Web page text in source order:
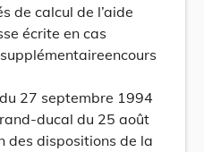
de calcul de l’aide
écrite en cas
27 septembre 1994
ducal du 25 août
dispositions de la